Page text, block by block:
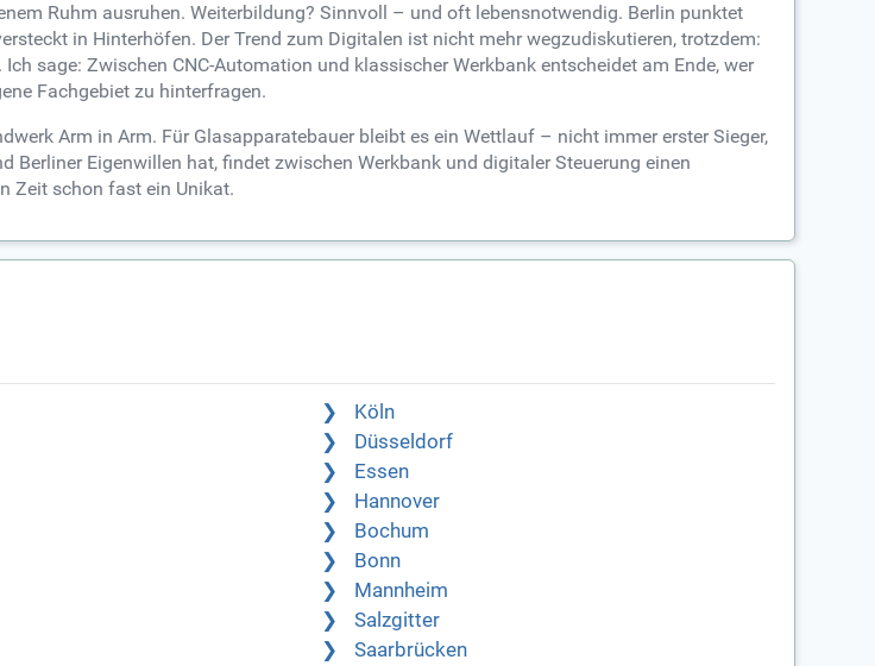
Ruhm ausruhen. Weiterbildung? Sinnvoll – und oft lebensnotwendig. Berlin punktet
in Hinterhöfen. Der Trend zum Digitalen ist nicht mehr wegzudiskutieren, trotzdem:
sage: Zwischen CNC-Automation und klassischer Werkbank entscheidet am Ende, wer
Fachgebiet zu hinterfragen.
Arm in Arm. Für Glasapparatebauer bleibt es ein Wettlauf – nicht immer erster Sieger,
Berliner Eigenwillen hat, findet zwischen Werkbank und digitaler Steuerung einen
Zeit schon fast ein Unikat.
Köln
Düsseldorf
Essen
Hannover
Bochum
Bonn
Mannheim
Salzgitter
Saarbrücken